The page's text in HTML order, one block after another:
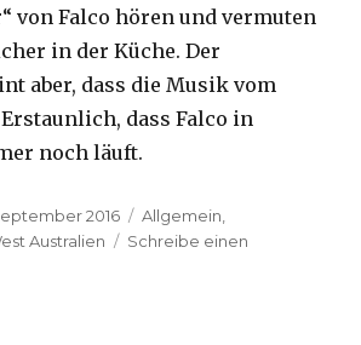
von Falco hören und vermuten
in der Küche. Der
aber, dass die Musik vom
dass Falco in
noch läuft.
2016 Kategorien
Allgemein
Australien
Schreibe einen